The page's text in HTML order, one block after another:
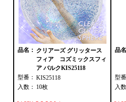
品名： クリアーズ グリッタース
フィア コズミックスフィ
ア バルクKIS25118
型番： KIS25118
入数： 10枚
品
型
入